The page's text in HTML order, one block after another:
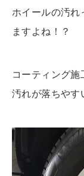
ホイールの汚れ
ますよね！？
コーティング施
汚れが落ちやす